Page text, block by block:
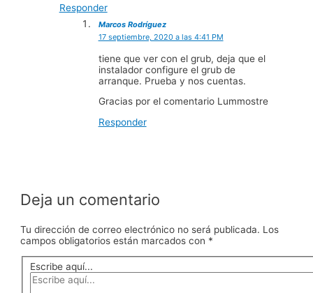
Responder
Marcos Rodríguez
17 septiembre, 2020 a las 4:41 PM
tiene que ver con el grub, deja que el
instalador configure el grub de
arranque. Prueba y nos cuentas.
Gracias por el comentario Lummostre
Responder
Deja un comentario
Tu dirección de correo electrónico no será publicada. Los
campos obligatorios están marcados con *
Escribe aquí...